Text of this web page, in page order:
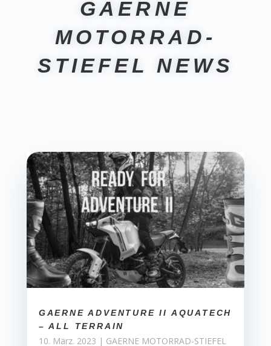
GAERNE
MOTORRAD-
STIEFEL NEWS
GAERNE ADVENTURE II AQUATECH
– ALL TERRAIN
10. März. 2023 | GAERNE MOTORRAD-STIEFEL